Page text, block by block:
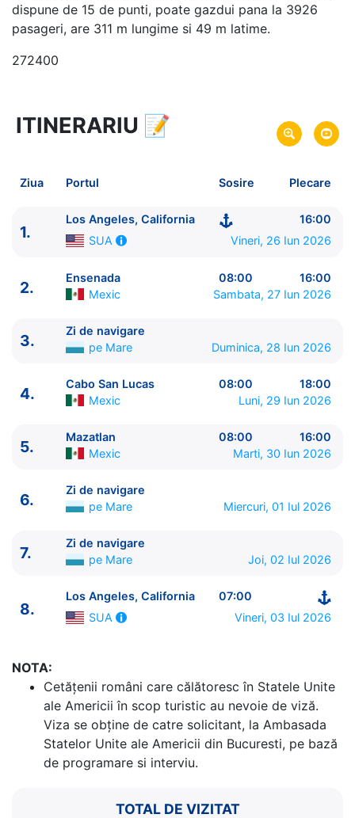
dispune de 15 de punti, poate gazdui pana la 3926
pasageri, are 311 m lungime si 49 m latime.
272400
8 zile vacanta de croaziera in
link oferta
Plecare pe 26 Iun 2026
din Los Angeles, California,
Sosire pe 03 Iul 2026in Los Angeles, California, SUA
Navigator of the Seas
Ziua | Portul | Sosire - Plecare
----------------------------------------
Ensenada Mexic
3.
Zi de navigare pe Mare
0:00 - 0:00
Mazatlan Mexic 08:00 - 16:00
6.
Zi de navigare
0:00 - 0:00
ITINERARIU 📝
Ziua Portul Sosire Plecare
1.
Los Angeles, California
16:00
SUA
Vineri, 26 Iun 2026
2.
Ensenada 08:00
16:00
Mexic
Sambata, 27 Iun 2026
3.
Zi de navigare
pe Mare
Duminica, 28 Iun 2026
4.
Cabo San Lucas 08:00
18:00
Mexic
Luni, 29 Iun 2026
5.
Mazatlan 08:00
16:00
Mexic
Marti, 30 Iun 2026
6.
Zi de navigare
pe Mare
Miercuri, 01 Iul 2026
7.
Zi de navigare
pe Mare
Joi, 02 Iul 2026
8.
Los Angeles, California
07:00
SUA
Vineri, 03 Iul 2026
NOTA:
Cetăţenii români care călătoresc în Statele Unite
ale Americii în scop turistic au nevoie de viză.
Viza se obține de catre solicitant, la Ambasada
Statelor Unite ale Americii din Bucuresti, pe bază
de programare si interviu.
TOTAL DE VIZITAT